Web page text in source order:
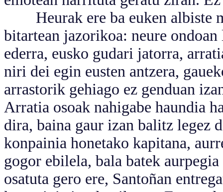
Heurak ere ba euken albiste
bitartean jazorikoa: neure
ederra, eusko gudari jatorra,
niri dei egin eusten antzera,
arrastorik gehiago ez genduan
Arratia osoak nahigabe haundia
dira, baina gaur izan balitz legez
konpainia honetako kapitana,
gogor ebilela, bala batek
osatuta gero ere, Santoñan